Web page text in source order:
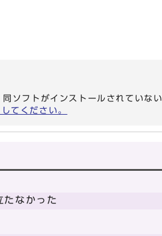
フトがインストールされていな
てください。
たなかった